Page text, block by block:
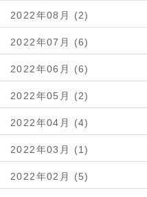
2022年08月 (2)
2022年07月 (6)
2022年06月 (6)
2022年05月 (2)
2022年04月 (4)
2022年03月 (1)
2022年02月 (5)